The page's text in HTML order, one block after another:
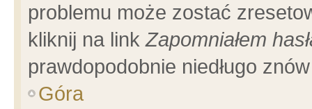
problemu może zostać
kliknij na linkZapomniałem
prawdopodobnie niedługo
Góra